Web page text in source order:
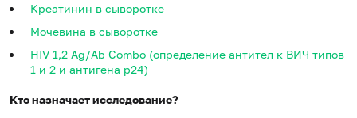
Креатинин в сыворотке
Мочевина в сыворотке
HIV 1,2 Ag/Ab Combo (определение антител к ВИЧ типов
1 и 2 и антигена p24)
Кто назначает исследование?